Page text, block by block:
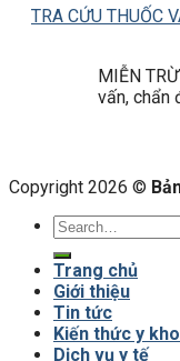
TRA CỨU THUỐC
MIỄN
vấn, chẩn
Copyright 2026 ©
Trang chủ
Giới thiệu
Tin tức
Kiến thức y
Dịch vụ y tế